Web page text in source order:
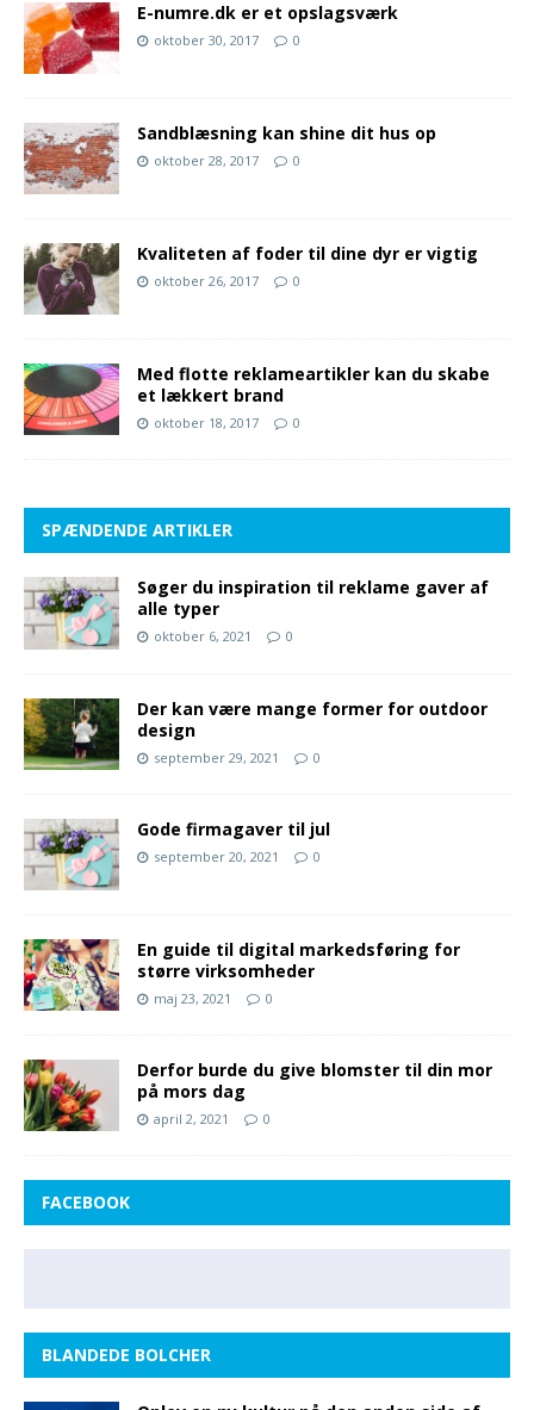
E-numre.dk er et opslagsværk
oktober 30, 2017 0
Sandblæsning kan shine dit hus op
oktober 28, 2017 0
Kvaliteten af foder til dine dyr er vigtig
oktober 26, 2017 0
Med flotte reklameartikler kan du skabe
et lækkert brand
oktober 18, 2017 0
SPÆNDENDE ARTIKLER
Søger du inspiration til reklame gaver af
alle typer
oktober 6, 2021 0
Der kan være mange former for outdoor
design
september 29, 2021 0
Gode firmagaver til jul
september 20, 2021 0
En guide til digital markedsføring for
større virksomheder
maj 23, 2021 0
Derfor burde du give blomster til din mor
på mors dag
april 2, 2021 0
FACEBOOK
BLANDEDE BOLCHER